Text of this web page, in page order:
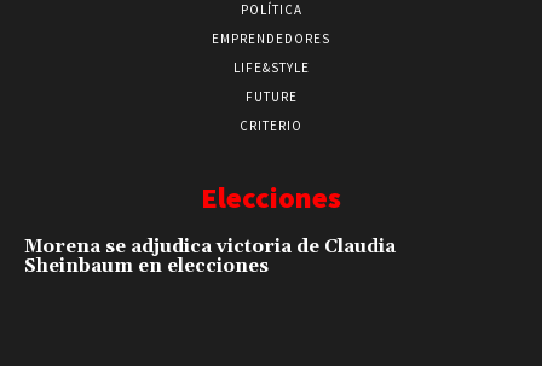
POLÍTICA
EMPRENDEDORES
LIFE&STYLE
FUTURE
CRITERIO
Elecciones
Morena se adjudica victoria de Claudia
Sheinbaum en elecciones